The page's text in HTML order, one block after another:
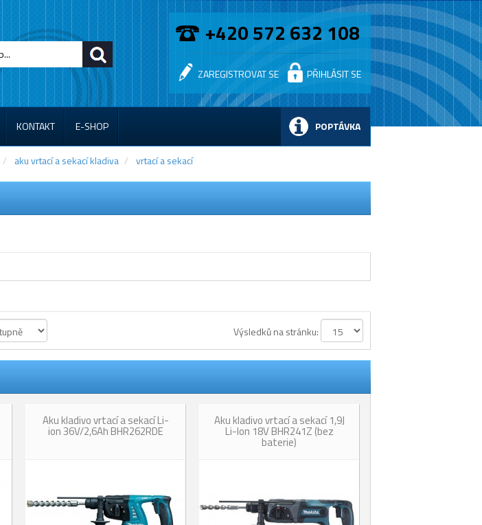
+420 572 632 108
ZAREGISTROVAT SE PŘIHLÁSIT SE
KONTAKT E-SHOP POPTÁVKA
aku vrtací a sekací kladiva vrtací a sekací
Výsledků na stránku:
Aku kladivo vrtací a sekací Li-
ion 36V/2,6Ah BHR262RDE
Aku kladivo vrtací a sekací 1,9J
Li-Ion 18V BHR241Z (bez
baterie)